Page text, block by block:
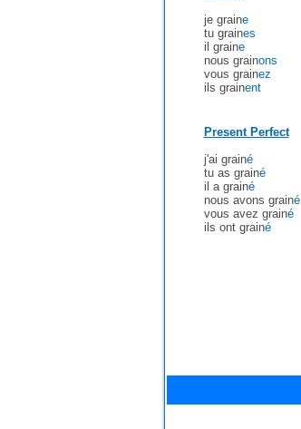
je graine
tu graines
il graine
nous grainons
vous grainez
ils grainent
Present Perfect
j'ai grainé
tu as grainé
il a grainé
nous avons grainé
vous avez grainé
ils ont grainé